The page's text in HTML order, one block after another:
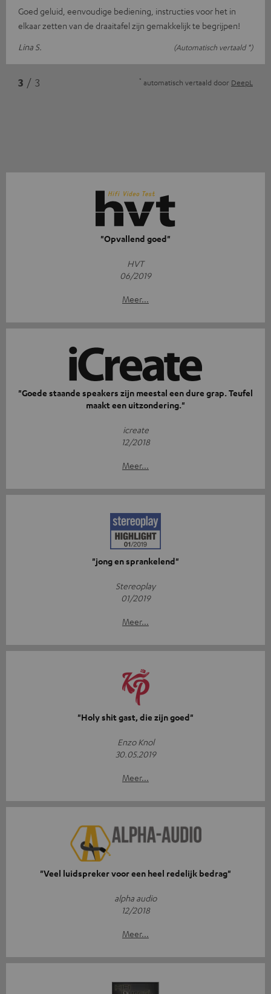
Goed geluid, eenvoudige bediening, instructies voor het in
elkaar zetten van de draaitafel zijn gemakkelijk te begrijpen!
Lina S.
(Automatisch vertaald *)
3 / 3 * automatisch vertaald door DeepL
"Opvallend goed"
HVT
06/2019
Meer...
"Goede staande speakers zijn meestal een dure grap. Teufel
maakt een uitzondering."
icreate
12/2018
Meer...
"jong en sprankelend"
Stereoplay
01/2019
Meer...
"Holy shit gast, die zijn goed"
Enzo Knol
30.05.2019
Meer...
"Veel luidspreker voor een heel redelijk bedrag"
alpha audio
12/2018
Meer...